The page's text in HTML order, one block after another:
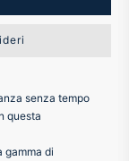
senza tempo
questa
gamma di